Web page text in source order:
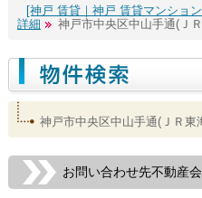
[神戸 賃貸｜神戸 賃貸マンショ
詳細
神戸市中央区中山手通(Ｊ
神戸市中央区中山手通(ＪＲ
お問い合わせ先不動産